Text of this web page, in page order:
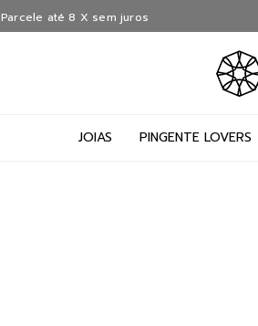
Parcele até 8 X sem juros
JOIAS PINGENTE LOVERS